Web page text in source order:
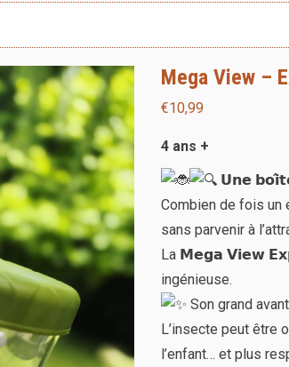
Mega View –
€10,99
4 ans +
𝗨𝗻𝗲
Combien de fois un
sans parvenir à
La 𝗠𝗲𝗴𝗮 𝗩𝗶𝗲𝘄
ingénieuse.
Son grand
L’insecte peut
l’enfant… et plus